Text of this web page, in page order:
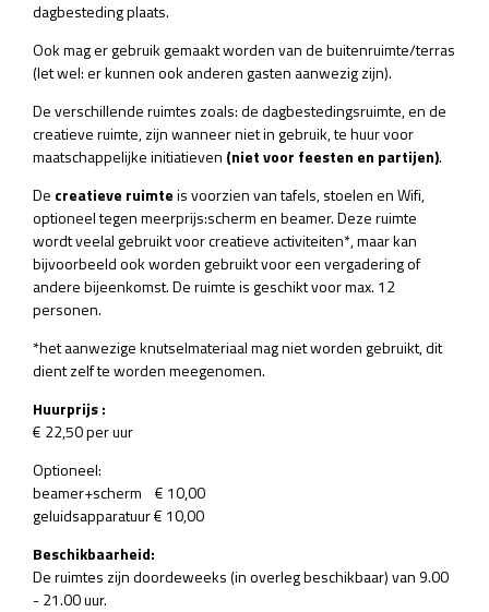
dagbesteding plaats.
Ook mag er gebruik gemaakt worden van de buitenruimte/terras
(let wel: er kunnen ook anderen gasten aanwezig zijn).
De verschillende ruimtes zoals: de dagbestedingsruimte, en de
creatieve ruimte, zijn wanneer niet in gebruik, te huur voor
maatschappelijke initiatieven (niet voor feesten en partijen).
De creatieve ruimteis voorzien van tafels, stoelen en Wifi,
optioneel tegen meerprijs:scherm en beamer. Deze ruimte
wordt veelal gebruikt voor creatieve activiteiten*, maar kan
bijvoorbeeld ook worden gebruikt voor een vergadering of
andere bijeenkomst. De ruimte is geschikt voor max. 12
personen.
*het aanwezige knutselmateriaal mag niet worden gebruikt, dit
dient zelf te worden meegenomen.
Huurprijs :
€ 22,50 per uur
Optioneel:
beamer+scherm € 10,00
geluidsapparatuur € 10,00
Beschikbaarheid:
De ruimtes zijn doordeweeks (in overleg beschikbaar) van 9.00
- 21.00 uur.